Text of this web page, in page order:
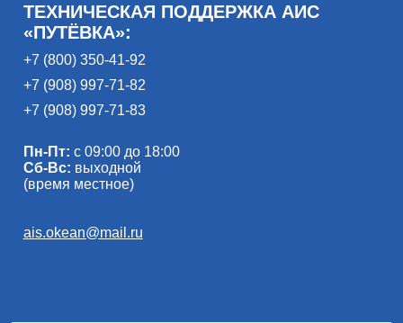
ТЕХНИЧЕСКАЯ ПОДДЕРЖКА АИС
«ПУТЁВКА»:
+7 (800) 350-41-92
+7 (908) 997-71-82
+7 (908) 997-71-83
Пн-Пт: с 09:00 до 18:00
Сб-Вс: выходной
(время местное)
ais.okean@mail.ru